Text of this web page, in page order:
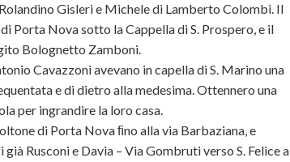
Gisleri e Michele di Lamberto Colombi. Il
Porta Nova sotto la Cappella di S. Prospero, e il
Bolognetto Zamboni.
Cavazzoni avevano in capella di S. Marino una
e di dietro alla medesima. Ottennero una
per ingrandire la loro casa.
di Porta Nova ﬁno alla via Barbaziana, e
Rusconi e Davia – Via Gombruti verso S. Felice a